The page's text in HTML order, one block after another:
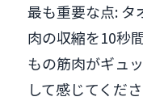
最も重要な点: タ
肉の収縮を10秒
もの筋肉がギュ
して感じてくださ